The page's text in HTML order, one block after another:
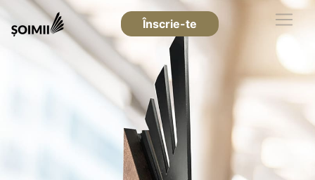
Înscrie-te